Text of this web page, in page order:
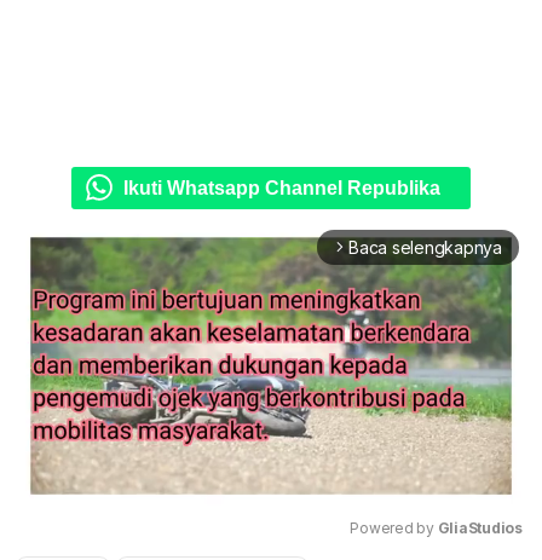
Ikuti Whatsapp Channel Republika
arrow_forward_ios Baca selengkapnya
Powered by GliaStudios